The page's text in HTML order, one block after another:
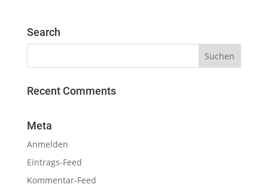
Search
Recent Comments
Meta
Anmelden
Eintrags-Feed
Kommentar-Feed